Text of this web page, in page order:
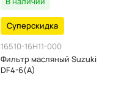
Суперскидка
16510-16H11-000
Фильтр масляный Suzuki
DF4-6(A)